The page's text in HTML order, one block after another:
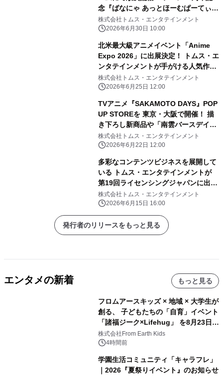
念『ばなにゃ あっとほーむぱーてぃ
ー』 続投となる ばなにゃ役：梶裕
貴、ベイビースイート役：村瀬歩 豪
ゆいな／森川智之の オフィシャルコメ
ントが解禁！
株式会社トムス・エンタテインメント
2026年6月30日 10:00
北米最大級アニメイベント「Anime
Expo 2026」に出展決定！ トムス・エ
ンタテインメントが手がける人気作品
が集結し “日本のお祭り”体験を展開
株式会社トムス・エンタテインメント
2026年6月25日 12:00
TVアニメ『SAKAMOTO DAYS』POP
UP STOREを 東京・大阪で開催！ 描
き下ろし新商品や「南雲バースデイ」
グッズが登場
株式会社トムス・エンタテインメント
2026年6月22日 12:00
多彩なコンテンツビジネスを展開して
いる トムス・エンタテインメントが
第19回ライセンシングジャパンに出
展！
株式会社トムス・エンタテインメント
2026年6月15日 16:00
発行者のリリースをもっと見る
エンタメの新着 もっと見る
フロムアースキッズ × 地域 × 大学生が
創る、 子どもたちの「自育」イベント
「諸福ジーク×Lifehug」 を8月23日
(日)開催
株式会社From Earth Kids
4時間前
学園生活コミュニティ「キャラフレ」
｜2026『夏祭りイベント』のお知らせ